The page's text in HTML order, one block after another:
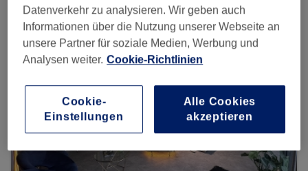
Datenverkehr zu analysieren. Wir geben auch
Informationen über die Nutzung unserer Webseite an
unsere Partner für soziale Medien, Werbung und
Analysen weiter. Cookie-Richtlinien
Cookie-
Einstellungen
Alle Cookies
akzeptieren